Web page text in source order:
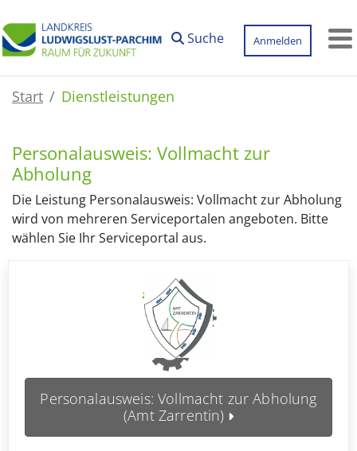
Suche
Anmelden
Start Dienstleistungen
Personalausweis: Vollmacht zur
Abholung
Die Leistung Personalausweis: Vollmacht zur Abholung
wird von mehreren Serviceportalen angeboten. Bitte
wählen Sie Ihr Serviceportal aus.
Personalausweis: Vollmacht zur Abholung
(Amt Zarrentin)